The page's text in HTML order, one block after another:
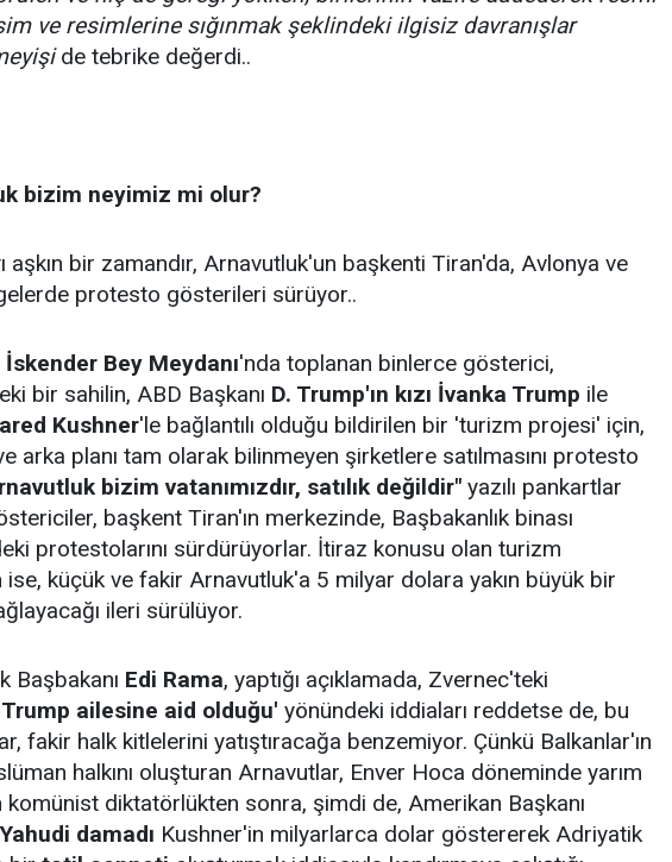
ve resimlerine sığınmak şeklindeki ilgisiz davranışlar
de tebrike değerdi..
bizim neyimiz mi olur?
aşkın bir zamandır, Arnavutluk'un başkenti Tiran'da, Avlonya ve
protesto gösterileri sürüyor..
İskender Bey Meydanı'nda toplanan binlerce gösterici,
bir sahilin, ABD Başkanı D. Trump'ın kızı İvanka Trump ile
Kushner'le bağlantılı olduğu bildirilen bir 'turizm projesi' için,
arka planı tam olarak bilinmeyen şirketlere satılmasını protesto
bizim vatanımızdır, satılık değildir" yazılı pankartlar
başkent Tiran'ın merkezinde, Başbakanlık binası
protestolarını sürdürüyorlar. İtiraz konusu olan turizm
ise, küçük ve fakir Arnavutluk'a 5 milyar dolara yakın büyük bir
ileri sürülüyor.
Başbakanı Edi Rama, yaptığı açıklamada, Zvernec'teki
ailesine aid olduğu' yönündeki iddiaları reddetse de, bu
fakir halk kitlelerini yatıştıracağa benzemiyor. Çünkü Balkanlar'ın
halkını oluşturan Arnavutlar, Enver Hoca döneminde yarım
komünist diktatörlükten sonra, şimdi de, Amerikan Başkanı
Yahudi damadı Kushner'in milyarlarca dolar göstererek Adriyatik